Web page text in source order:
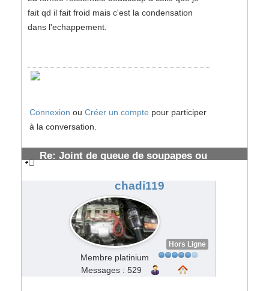
fait qd il fait froid mais c'est la condensation
dans l'echappement.
Connexion ou Créer un compte pour participer
à la conversation.
Re: Joint de queue de soupapes ou
chadi119
Hors Ligne
Membre platinium
Messages : 529